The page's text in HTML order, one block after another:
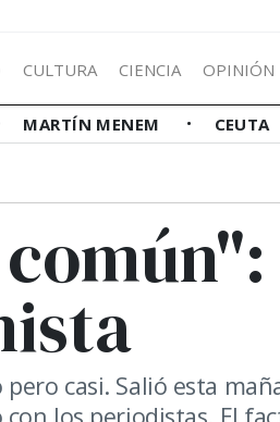
CULTURA CIENCIA OPINIÓN
MARTÍN MENEM CEUTA
casi. Salió esta